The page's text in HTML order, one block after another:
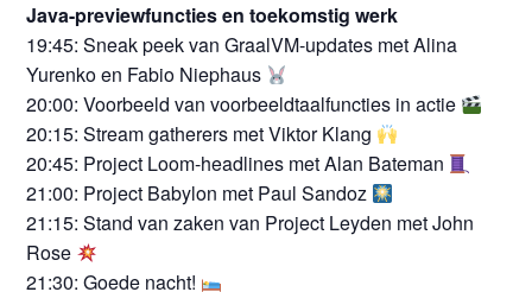
Java-previewfuncties en toekomstig werk
19:45: Sneak peek van GraalVM-updates met Alina
Yurenko en Fabio Niephaus
20:00: Voorbeeld van voorbeeldtaalfuncties in actie
20:15: Stream gatherers met Viktor Klang
20:45: Project Loom-headlines met Alan Bateman
21:00: Project Babylon met Paul Sandoz
21:15: Stand van zaken van Project Leyden met John
Rose
21:30: Goede nacht!